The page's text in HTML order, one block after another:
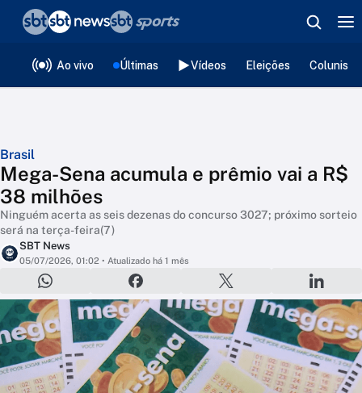
Ao vivo Últimas Vídeos Eleições
Brasil
Mega-Sena acumula e prêmio vai a R$
38 milhões
Ninguém acerta as seis dezenas do concurso 3027; próximo sorteio
será na terça-feira(7)
SBT News
05/07/2026, 01:02 • Atualizado há 1 mês
❮voltar
Editorias